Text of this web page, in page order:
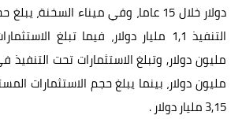
دولار خلال 15 عاما، وفي ميناء السخنة،
مليون دولار، بينما يبلغ حجم الاستثمارات
3,15 مليار دولار .